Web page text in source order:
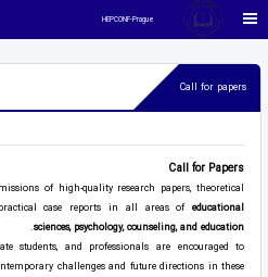
HEPCONF-Prague
Call for papers
Call for Papers
of high-quality research papers, theoretical
case reports in all areas ofeducational
sciences, psychology, counseling, and education
.
students, and professionals are encouraged to
challenges and future directions in these